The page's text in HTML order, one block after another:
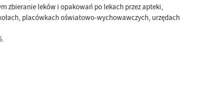
zbieranie leków i opakowań po lekach przez apteki,
placówkach oświatowo-wychowawczych, urzędach